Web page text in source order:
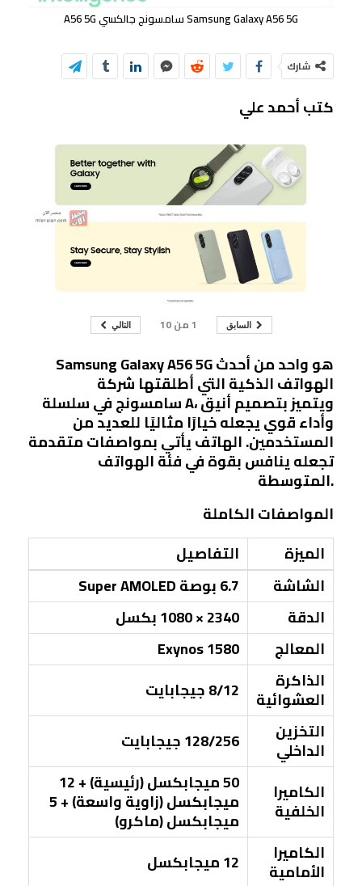
Samsung Galaxy A56 5G سامسونج جالكسي A56 5G
شارك
كتب أحمد علي
السابق 1 من10 التالي
Samsung Galaxy A56 5G هو واحد من أحدث
الهواتف الذكية التي أطلقتها شركة
سامسونج في سلسلة A، ويتميز بتصميم أنيق
وأداء قوي يجعله خيارًا مثاليًا للعديد من
المستخدمين. الهاتف يأتي بمواصفات متقدمة
تجعله ينافس بقوة في فئة الهواتف
المتوسطة.
المواصفات الكاملة
الميزة
التفاصيل
الشاشة
6.7 بوصة Super AMOLED
الدقة
2340 × 1080 بكسل
المعالج
Exynos 1580
الذاكرة
العشوائية
8/12 جيجابايت
التخزين
الداخلي
128/256 جيجابايت
الكاميرا
الخلفية
50 ميجابكسل (رئيسية) + 12
ميجابكسل (زاوية واسعة) + 5
ميجابكسل (ماكرو)
الكاميرا
الأمامية
12 ميجابكسل